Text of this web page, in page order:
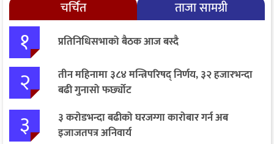
चर्चित ताजा सामग्री
१ प्रतिनिधिसभाको बैठक आज बस्दै
२
तीन महिनामा ३८४ मन्त्रिपरिषद् निर्णय, ३२ हजारभन्दा
बढी गुनासो फर्छ्योट
३
३ करोडभन्दा बढीको घरजग्गा कारोबार गर्न अब
इजाजतपत्र अनिवार्य